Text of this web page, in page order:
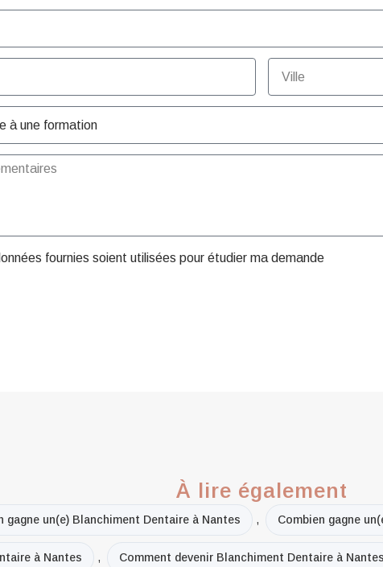
fournies soient utilisées pour étudier ma demande
À lire également
gagne un(e) Blanchiment Dentaire à Nantes , Combien gagne
à Nantes , Comment devenir Blanchiment Dentaire à Nantes